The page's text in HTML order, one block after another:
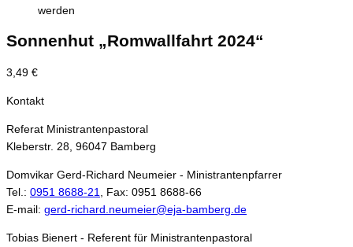
werden
Sonnenhut „Romwallfahrt 2024“
3,49 €
Kontakt
Referat Ministrantenpastoral
Kleberstr. 28, 96047 Bamberg
Domvikar Gerd-Richard Neumeier - Ministrantenpfarrer
Tel.: 0951 8688-21
, Fax: 0951 8688-66
E-mail: gerd-richard.neumeier@eja-bamberg.de
Tobias Bienert - Referent für Ministrantenpastoral